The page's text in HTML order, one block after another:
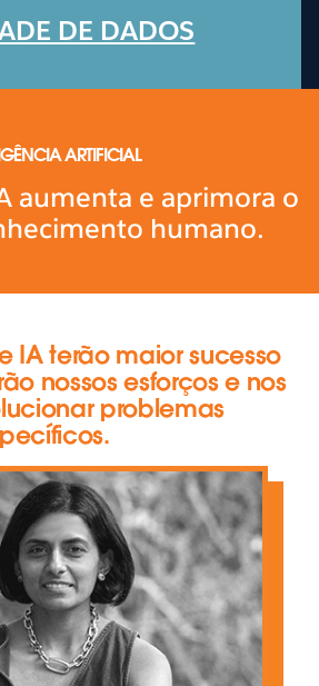
DE DADOS
ARTIFICIAL
aumenta e aprimora o
humano.
IA terão maior sucesso
nossos esforços e nos
problemas